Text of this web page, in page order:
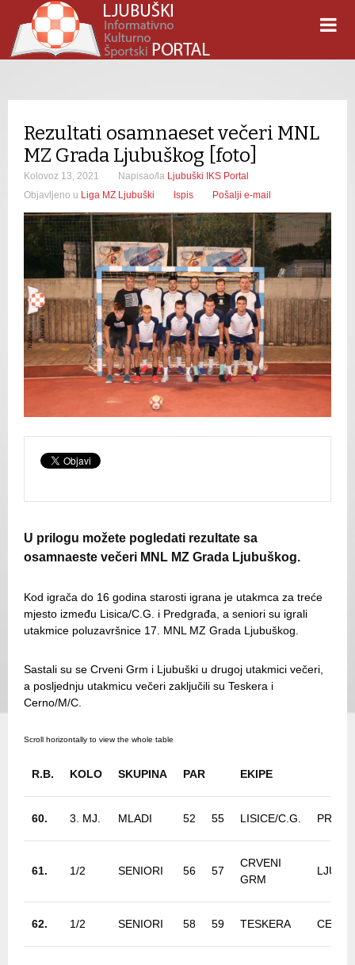
Rezultati osamnaeset večeri MNL
MZ Grada Ljubuškog [foto]
Kolovoz 13, 2021 Napisao/la Ljubuški IKS Portal
Objavljeno u Liga MZ Ljubuški Ispis Pošalji e-mail
U prilogu možete pogledati rezultate sa
osamnaeste večeri MNL MZ Grada Ljubuškog.
Kod igrača do 16 godina starosti igrana je utakmca za treće
mjesto između Lisica/C.G. i Predgrađa, a seniori su igrali
utakmice poluzavršnice 17. MNL MZ Grada Ljubuškog.
Sastali su se Crveni Grm i Ljubuški u drugoj utakmici večeri,
a posljednju utakmicu večeri zaključili su Teskera i
Cerno/M/C.
R.B. KOLO SKUPINA PAR EKIPE
60. 3. MJ. MLADI 52 55 LISICE/C.G.
61. 1/2 SENIORI 56 57
CRVENI
GRM
62. 1/2 SENIORI 58 59 TESKERA